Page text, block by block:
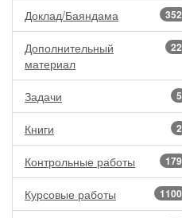
352
Доклад/Баяндама
22
Дополнительный
материал
5
Задачи
2
Книги
179
Контрольные работы
1100
Курсовые работы